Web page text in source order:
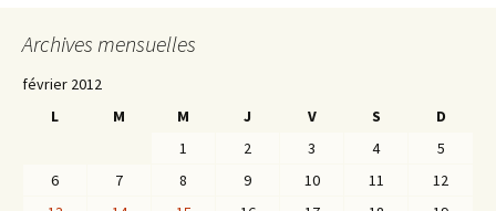
Archives mensuelles
février 2012
L
M M J V S
D
1
2 3 4
5
6
7 8 9 10 11
12